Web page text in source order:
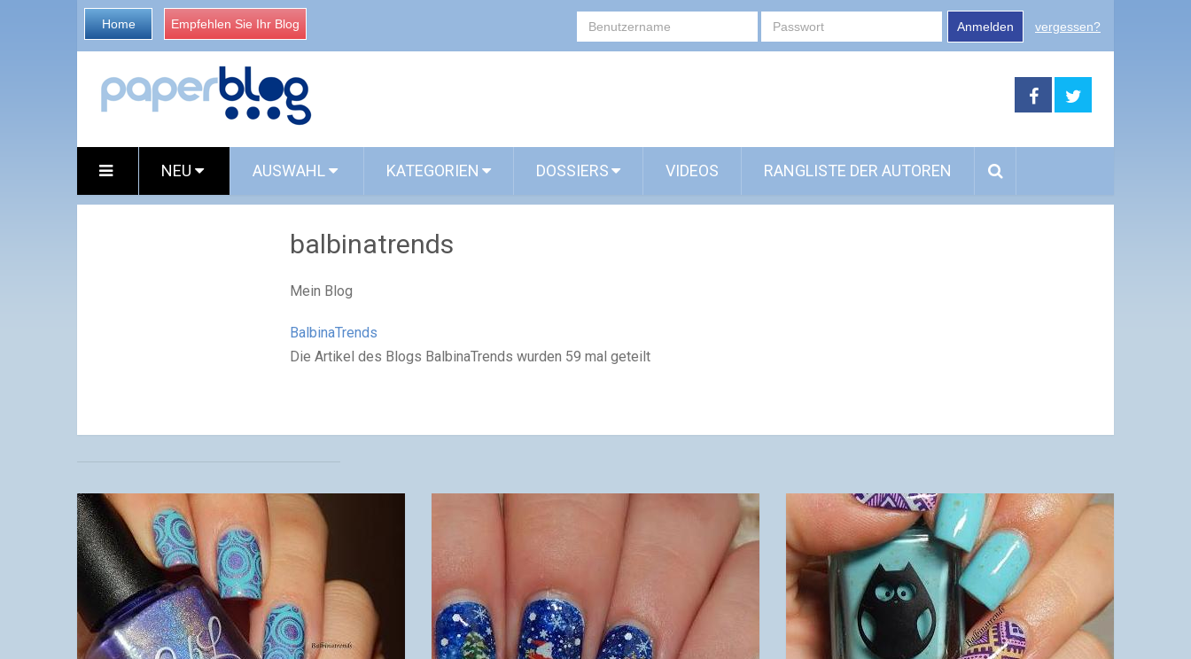
Home Empfehlen Sie Ihr Blog Anmelden vergessen?
NEU AUSWAHL KATEGORIEN DOSSIERS VIDEOS RANGLISTE DER AUTOREN
balbinatrends
Mein Blog
BalbinaTrends
Die Artikel des Blogs BalbinaTrends wurden 59 mal geteilt